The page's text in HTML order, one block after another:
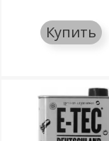
Купить